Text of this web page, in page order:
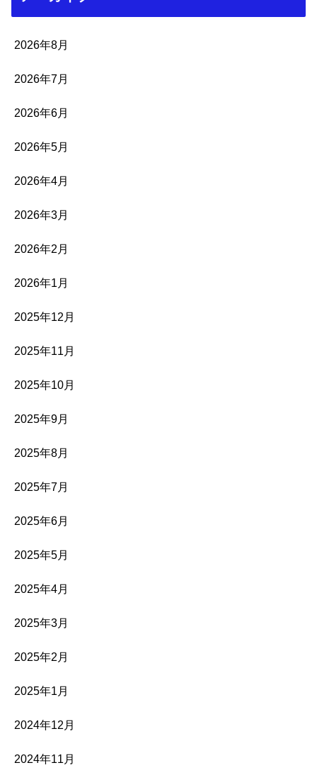
2026年8月
2026年7月
2026年6月
2026年5月
2026年4月
2026年3月
2026年2月
2026年1月
2025年12月
2025年11月
2025年10月
2025年9月
2025年8月
2025年7月
2025年6月
2025年5月
2025年4月
2025年3月
2025年2月
2025年1月
2024年12月
2024年11月